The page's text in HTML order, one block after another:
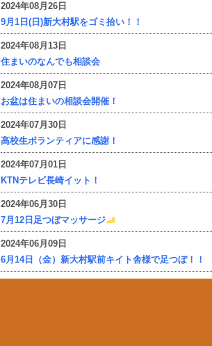
2024年08月26日
9月1日(日)新大村駅をゴミ拾い！！
2024年08月13日
住まいのなんでも相談会
2024年08月07日
お盆は住まいの相談会開催！
2024年07月30日
高校生ボランティアに感謝！
2024年07月01日
KTNテレビ長崎イット！
2024年06月30日
7月12日足つぼマッサージ
2024年06月09日
6月14日（金）新大村駅前キイト舎様で足つぼ！！